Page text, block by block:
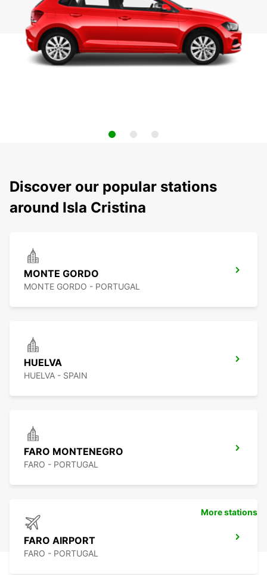
Discover our popular stations
around Isla Cristina
MONTE GORDO
MONTE GORDO - PORTUGAL
HUELVA
HUELVA - SPAIN
FARO MONTENEGRO
FARO - PORTUGAL
FARO AIRPORT
FARO - PORTUGAL
More stations